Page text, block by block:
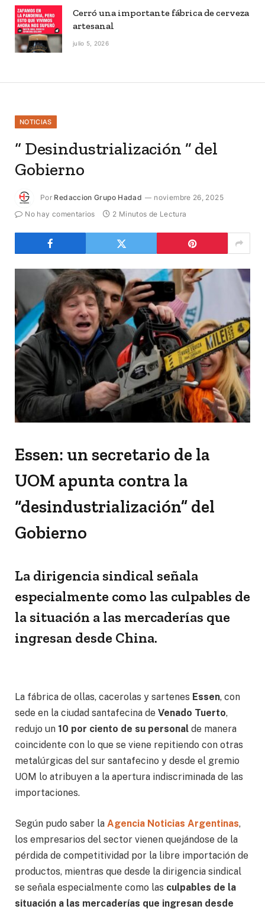
Cerró una importante fábrica de cerveza
artesanal
julio 5, 2026
NOTICIAS
“ Desindustrialización ” del
Gobierno
Por Redaccion Grupo Hadad
noviembre 26, 2025
No hay comentarios
2 Minutos de Lectura
Essen: un secretario de la
UOM apunta contra la
“desindustrialización” del
Gobierno
La dirigencia sindical señala
especialmente como las culpables de
la situación a las mercaderías que
ingresan desde China.
La fábrica de ollas, cacerolas y sartenes Essen, con
sede en la ciudad santafecina de Venado Tuerto,
redujo un 10 por ciento de su personal de manera
coincidente con lo que se viene repitiendo con otras
metalúrgicas del sur santafecino y desde el gremio
UOM lo atribuyen a la apertura indiscriminada de las
importaciones.
Según pudo saber la Agencia Noticias Argentinas,
los empresarios del sector vienen quejándose de la
pérdida de competitividad por la libre importación de
productos, mientras que desde la dirigencia sindical
se señala especialmente como las culpables de la
situación a las mercaderías que ingresan desde